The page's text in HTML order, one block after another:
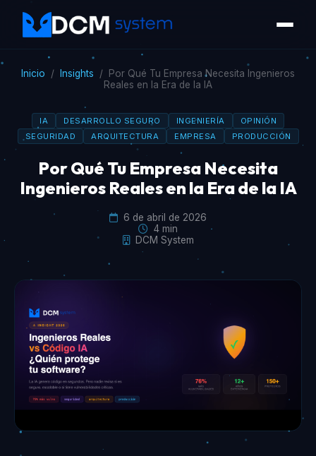
Inicio / Insights /
Por Qué Tu Empresa Necesita Ingenieros
Reales en la Era de la IA
IA DESARROLLO SEGURO INGENIERÍA
OPINIÓN
SEGURIDAD
ARQUITECTURA EMPRESA PRODUCCIÓN
Por Qué Tu Empresa Necesita
Ingenieros Reales en la Era de la IA
6 de abril de 2026
4 min
DCM System